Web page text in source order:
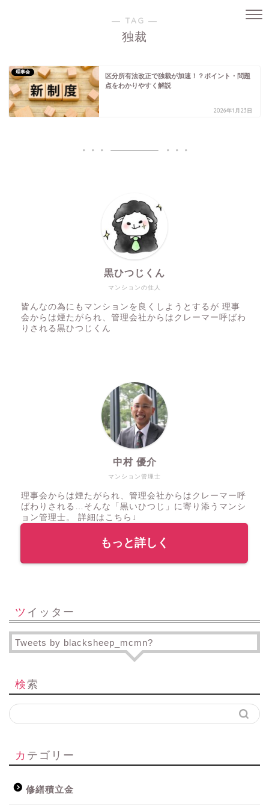
― TAG ―
独裁
理事会
区分所有法改正で独裁が加速！？ポイント・問題
点をわかりやすく解説
2026年1月23日
マンションの住人
黒ひつじくん
皆んなの為にもマンションを良くしようとするが 理事
会からは煙たがられ、管理会社からはクレーマー呼ばわ
りされる黒ひつじくん
マンション管理士
中村 優介
理事会からは煙たがられ、管理会社からはクレーマー呼
ばわりされる…そんな「黒いひつじ」に寄り添うマンシ
ョン管理士。 詳細はこちら↓
もっと詳しく
ツイッター
Tweets by blacksheep_mcmn?
検索
カテゴリー
修繕積立金